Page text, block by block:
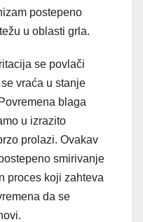
postepeno
u oblasti grla.
se povlači
vraća u stanje
blaga
u izrazito
prolazi. Ovakav
smirivanje
proces koji zahteva
da se